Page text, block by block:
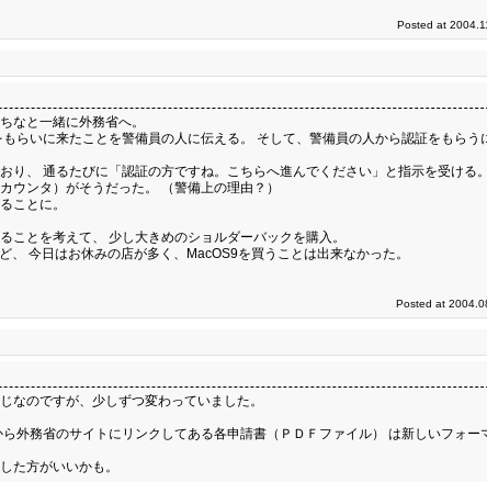
Posted at
なと一緒に外務省へ。
らいに来たことを警備員の人に伝える。 そして、警備員の人から認証をもらう
、 通るたびに「認証の方ですね。こちらへ進んでください」と指示を受ける。
ンタ）がそうだった。 （警備上の理由？）
ことに。
とを考えて、 少し大きめのショルダーバックを購入。
今日はお休みの店が多く、MacOS9を買うことは出来なかった。
Posted at
なのですが、少しずつ変わっていました。
外務省のサイトにリンクしてある各申請書（ＰＤＦファイル） は新しいフォー
た方がいいかも。